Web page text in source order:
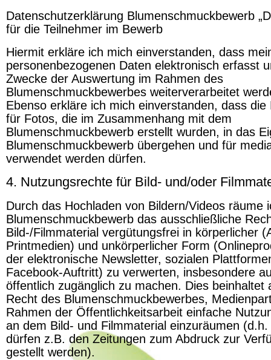
Datenschutzerklärung Blumenschmuckbewerb
für die Teilnehmer im Bewerb
Hiermit erkläre ich mich einverstanden, dass
personenbezogenen Daten elektronisch erfasst
Zwecke der Auswertung im Rahmen des
Blumenschmuckbewerbes weiterverarbeitet
Ebenso erkläre ich mich einverstanden, dass die
für Fotos, die im Zusammenhang mit dem
Blumenschmuckbewerb erstellt wurden, in das
Blumenschmuckbewerb übergehen und für
verwendet werden dürfen.
4. Nutzungsrechte für Bild- und/oder
Durch das Hochladen von Bildern/Videos räume
Blumenschmuckbewerb das ausschließliche
Bild-/Filmmaterial vergütungsfrei in körperlicher
Printmedien) und unkörperlicher Form
der elektronische Newsletter, sozialen
Facebook-Auftritt) zu verwerten, insbesondere
öffentlich zugänglich zu machen. Dies beinhaltet
Recht des Blumenschmuckbewerbes,
Rahmen der Öffentlichkeitsarbeit einfache
an dem Bild- und Filmmaterial einzuräumen
dürfen z.B. den Zeitungen zum Abdruck zur
gestellt werden).